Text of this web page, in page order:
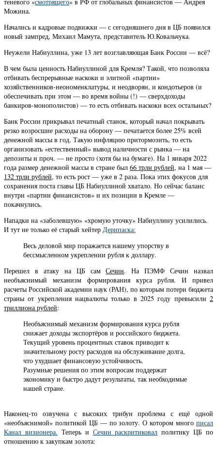
Можина.
Начались и кадровые подвижки — с сегодняшнего дня в ЦБ появился
новый зампред, Михаил Мамута, представитель Ю.Ковальчука.
Неужели Набиуллина, уже 13 лет возглавляющая Банк России — всё?
В чем была ценность Набиуллиной для Кремля? Такой, что позволяла
отбивать беспрерывные наскоки и элитной «партии»
хозяйственников-неономенклатуры, и неодворян, и кондотьеров (и
обеспечивать при этом — во время войны (!) — сверхдоходы
банкиров-монополистов) — то есть отбивать наскоки всех остальных?
Банк России прикрывал печатный станок, который начал покрывать
резко возросшие расходы на оборону — печатается более 25% всей
денежной массы в год. Такую инфляцию притормозить, то есть
организовать «естественный» вывод наличности с рынка — на
депозиты и проч. — не просто (хотя бы на бумаге). На 1 января 2022
года размер денежной массы в стране был 66 трлн рублей, на 1 мая —
132 трлн рублей, то есть рост — уже в 2 раза. Пока этих фокусов для
сохранения поста главы ЦБ Набиуллиной хватало. Но сейчас баланс
внутри «партии финансистов» и их позиции в Кремле —
покачнулись.
Нападки на «заболевшую» «хромую уточку» Набиуллину усилились.
И тут не только её старый хейтер Дерипаска:
Весь деловой мир поражаетcя нашему упорству в
бессмысленном укреплении рубля к доллару.
Перешел в атаку на ЦБ самСечин. На ПЭМФ Сечин назвал
необъяснимый механизм формирования курса рубля. И привел
расчеты Российской академии наук (РАН), по которым потери бюджета
страны от укрепления нацвалюты только в 2025 году превысили 2
триллиона рублей:
Необъяснимый механизм формирования курса рубля
снижает доходы экспортёров и российского бюджета.
Текущий уровень процентных ставок приводит к
значительному росту расходов на обслуживание долга,
что ухудшает финансовую устойчивость.
Разумные решения по этим вопросам поддержат
экономику и быстро дадут результаты, так необходимые
нашей стране.
Наконец-то озвучена с высоких трибун проблема с ещё одной
«необъяснимой» политикой ЦБ — по золоту. О котором много писал
Канал визионера. Теперь и Сечин раскритиковал политику ЦБ по
отношению к закупкам золота: